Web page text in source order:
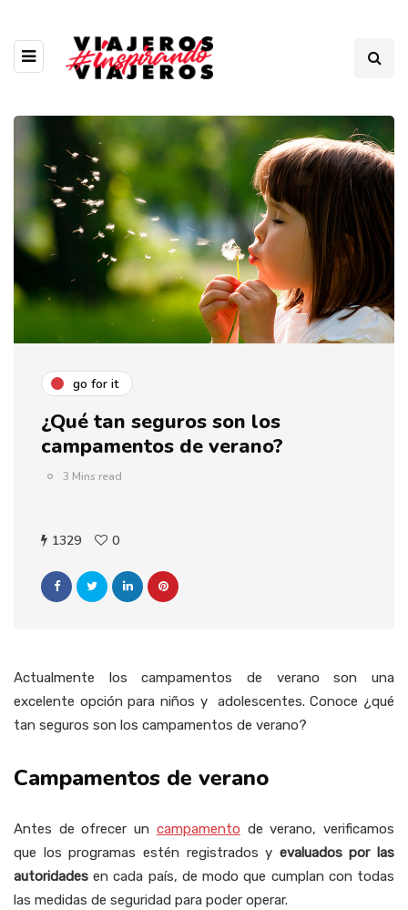
go for it
¿Qué tan seguros son los
campamentos de verano?
3 Mins read
1329 0
Actualmente los campamentos de verano son una
excelente opción para niños y adolescentes. Conoce ¿qué
tan seguros son los campamentos de verano?
Campamentos de verano
Antes de ofrecer un campamento de verano, verificamos
que los programas estén registrados y evaluados por las
autoridades en cada país, de modo que cumplan con todas
las medidas de seguridad para poder operar.